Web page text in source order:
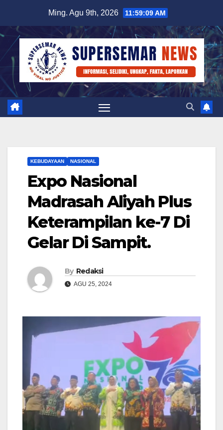
content
Ming. Agu 9th, 2026 11:59:09 AM
KEBUDAYAAN NASIONAL
Expo Nasional
Madrasah Aliyah Plus
Keterampilan ke-7 Di
Gelar Di Sampit.
By Redaksi
AGU 25, 2024